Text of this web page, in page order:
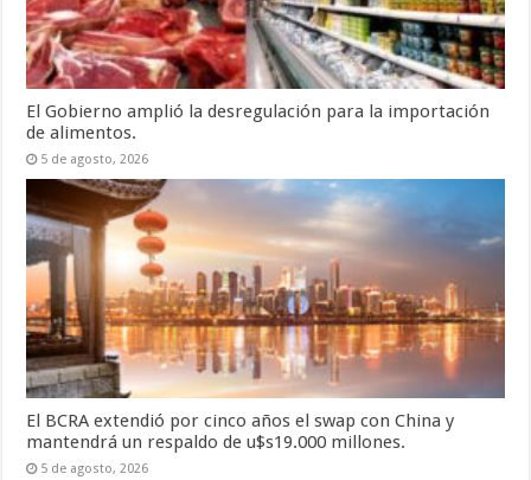
El Gobierno amplió la desregulación para la importación
de alimentos.
5 de agosto, 2026
El BCRA extendió por cinco años el swap con China y
mantendrá un respaldo de u$s19.000 millones.
5 de agosto, 2026